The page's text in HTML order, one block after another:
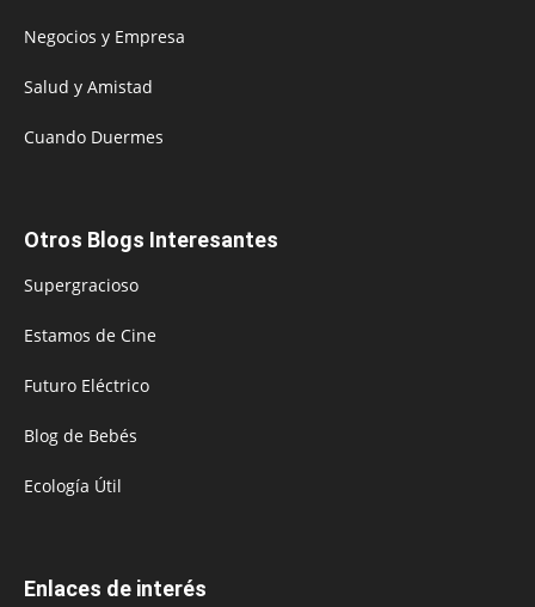
Negocios y Empresa
Salud y Amistad
Cuando Duermes
Otros Blogs Interesantes
Supergracioso
Estamos de Cine
Futuro Eléctrico
Blog de Bebés
Ecología Útil
Enlaces de interés